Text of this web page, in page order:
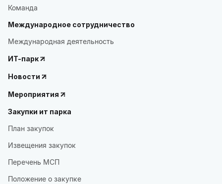
Команда
Международное сотрудничество
Международная деятельность
ИТ-парк
Новости
Мероприятия
Закупки ит парка
План закупок
Извещения закупок
Перечень МСП
Положение о закупке